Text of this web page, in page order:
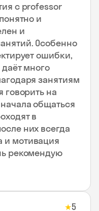
с professor
и
и
Особенно
ошибки,
много
занятиям
говорить на
общаться
в
них всегда
и мотивация
рекомендую
★5